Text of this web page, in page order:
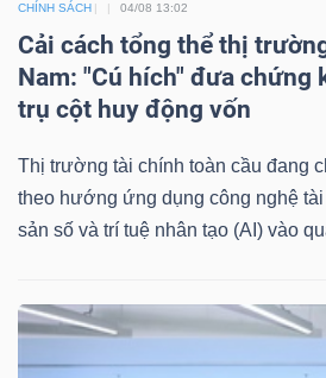
CHÍNH SÁCH 04/08 13:02
Cải cách tổng thể thị
Nam: "Cú hích" đưa chứng
trụ cột huy động vốn
Thị trường tài chính toàn cầu đang
theo hướng ứng dụng công nghệ
sản số và trí tuệ nhân tạo (AI) vào
chính